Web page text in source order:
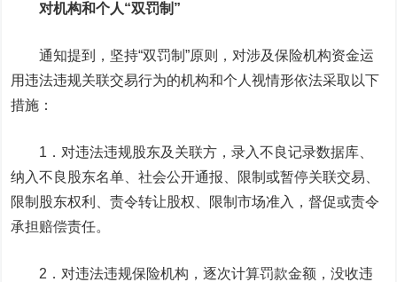
对机构和个人“双罚制”
通知提到，坚持“双罚制”原则，对涉及保险机构资金运
用违法违规关联交易行为的机构和个人视情形依法采取以下
措施：
1．对违法违规股东及关联方，录入不良记录数据库、
纳入不良股东名单、社会公开通报、限制或暂停关联交易、
限制股东权利、责令转让股权、限制市场准入，督促或责令
承担赔偿责任。
2．对违法违规保险机构，逐次计算罚款金额，没收违